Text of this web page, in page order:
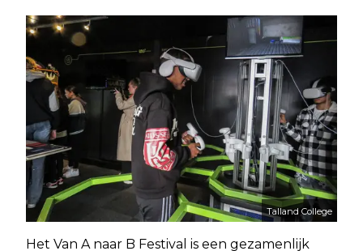
Talland College
Het Van A naar B Festival is een gezamenlijk